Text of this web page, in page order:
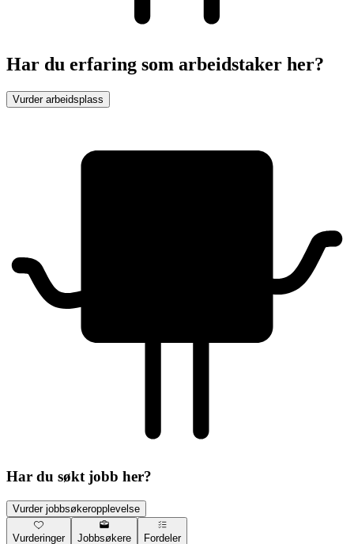
Har du erfaring som arbeidstaker her?
Vurder arbeidsplass
Har du søkt jobb her?
Vurder jobbsøkeropplevelse
Vurderinger Jobbsøkere Fordeler